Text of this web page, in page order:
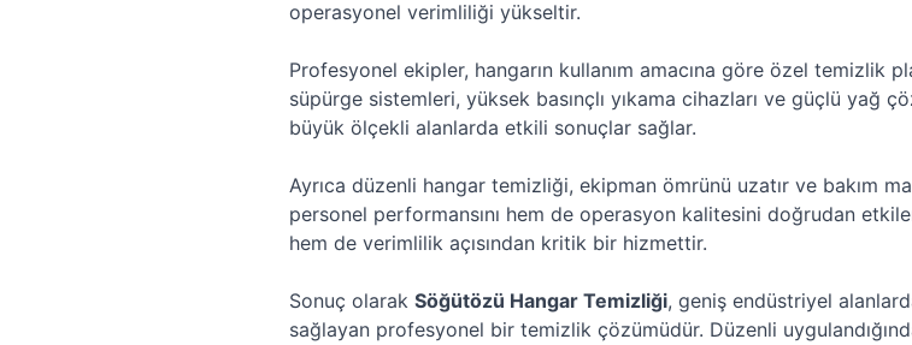
operasyonel verimliliği yükseltir.
Profesyonel ekipler, hangarın kullanım amacına göre özel temizlik
süpürge sistemleri, yüksek basınçlı yıkama cihazları ve güçlü yağ
büyük ölçekli alanlarda etkili sonuçlar sağlar.
Ayrıca düzenli hangar temizliği, ekipman ömrünü uzatır ve bakım
personel performansını hem de operasyon kalitesini doğrudan
hem de verimlilik açısından kritik bir hizmettir.
Sonuç olarak Söğütözü Hangar Temizliği, geniş endüstriyel
sağlayan profesyonel bir temizlik çözümüdür. Düzenli